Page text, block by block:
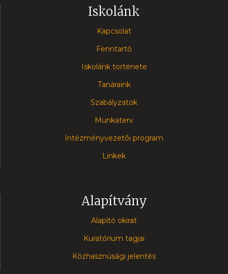
Iskolánk
Kapcsolat
Fenntartó
Iskolánk története
Tanáraink
Szabályzatok
Munkaterv
Intézményvezetõi program
Linkek
Alapítvány
Alapító okirat
Kuratórium tagjai
Közhasznúsági jelentés